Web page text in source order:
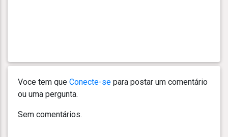
Voce tem que Conecte-se para postar um comentário
ou uma pergunta.
Sem comentários.